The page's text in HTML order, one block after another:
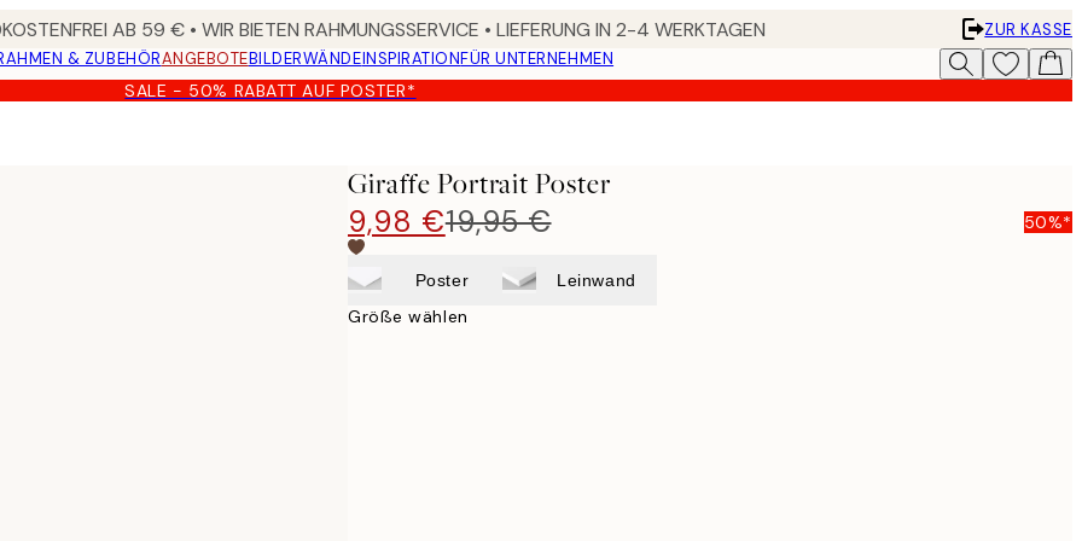
AB 59 € • WIR BIETEN RAHMUNGSSERVICE • LIEFERUNG IN 2-4 WERKTAGEN
ZUR KASSE
& ZUBEHÖRANGEBOTEBILDERWÄNDEINSPIRATIONFÜR UNTERNEHMEN
SALE - 50% RABATT AUF POSTER*
Giraffe Portrait Poster
9,98 €19,95 € 50%*
Poster Leinwand
Größe wählen